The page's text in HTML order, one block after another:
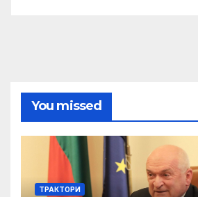
You missed
ТРАКТОРИ